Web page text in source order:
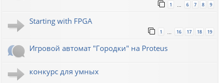
1 6 7 8 9
Starting with FPGA
1 16 17 18 19
Игровой автомат "Городки" на Proteus
конкурс для умных